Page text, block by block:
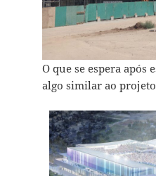
O que se espera após
algo similar ao